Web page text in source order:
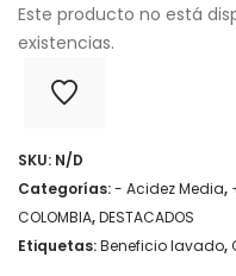
Este producto no está
existencias.
SKU: N/D
Categorías:- Acidez Media,
COLOMBIA,DESTACADOS
Etiquetas:Beneficio lavado,